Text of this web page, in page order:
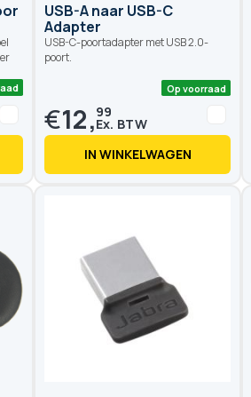
USB-A naar USB-C
Adapter
USB-C-poortadapter met USB 2.0-
poort.
€12,99
IN WINKELWAGEN